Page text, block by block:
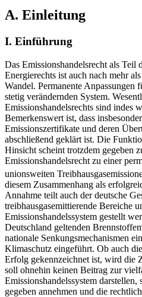
A. Einleitung
I. Einführung
Das Emissionshandelsrecht als Teil
Energierechts ist auch nach mehr
Wandel. Permanente Anpassungen
stetig verändernden System.
Emissionshandelsrechts sind indes
Bemerkenswert ist, dass
Emissionszertifikate und deren
abschließend geklärt ist. Die
Hinsicht scheint trotzdem gegeben
Emissionshandelsrecht zu einer
unionsweiten
diesem Zusammenhang als
Annahme teilt auch der deutsche
treibhausgasemittierende Bereiche
Emissionshandelssystem gestellt
Deutschland geltenden
nationale Senkungsmechanismen
Klimaschutz eingeführt. Ob auch
Erfolg gekennzeichnet ist, wird die
soll ohnehin keinen Beitrag zur
Emissionshandelssystem darstellen,
gegeben annehmen und die